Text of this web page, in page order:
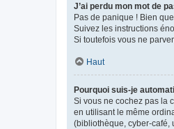
J’ai perdu mon mot de
Pas de panique ! Bien
Suivez les instructions
Si toutefois vous ne
Haut
Pourquoi suis-je
Si vous ne cochez pas la
en utilisant le même
(bibliothèque, cyber-café,